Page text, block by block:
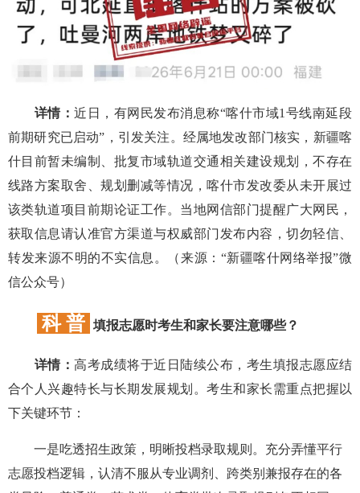
详情：近日，有网民发布消息称“喀什市域1号线南延段
前期研究已启动”，引发关注。经属地发改部门核实，新疆喀
什目前暂未编制、批复市域轨道交通相关建设规划，不存在
线路方案取舍、规划删减等情况，喀什市发改委从未开展过
该类轨道项目前期论证工作。当地网信部门提醒广大网民，
获取信息请认准官方渠道与权威部门发布内容，切勿轻信、
转发来源不明的不实信息。（来源：“新疆喀什网络举报”微
信公众号）
科 普 填报志愿时考生和家长要注意哪些？
详情： 高考成绩将于近日陆续公布，考生填报志愿应结
合个人兴趣特长与长期发展规划。考生和家长需重点把握以
下关键环节：
一是吃透招生政策，明晰投档录取规则。充分弄懂平行
志愿投档逻辑，认清不服从专业调剂、跨类别兼报存在的各